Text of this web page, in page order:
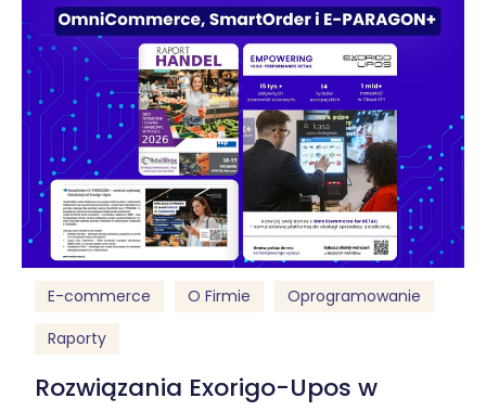
E-commerce O Firmie
Oprogramowanie
Raporty
Rozwiązania Exorigo-Upos w